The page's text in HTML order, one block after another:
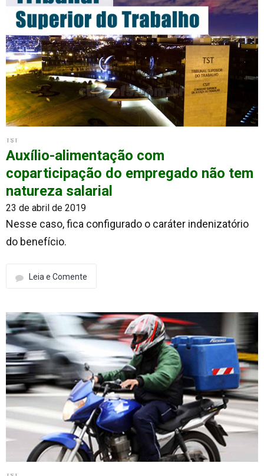
TST
Auxílio-alimentação com
coparticipação do empregado não tem
natureza salarial
23 de abril de 2019
Nesse caso, fica configurado o caráter indenizatório
do benefício.
Leia e Comente